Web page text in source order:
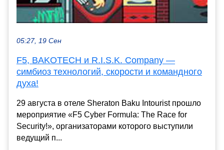
05:27, 19 Сен
F5, BAKOTECH и R.I.S.K. Company —
симбиоз технологий, скорости и командного
духа!
29 августа в отеле Sheraton Baku Intourist прошло
мероприятие «F5 Cyber Formula: The Race for
Security!», организаторами которого выступили
ведущий п...